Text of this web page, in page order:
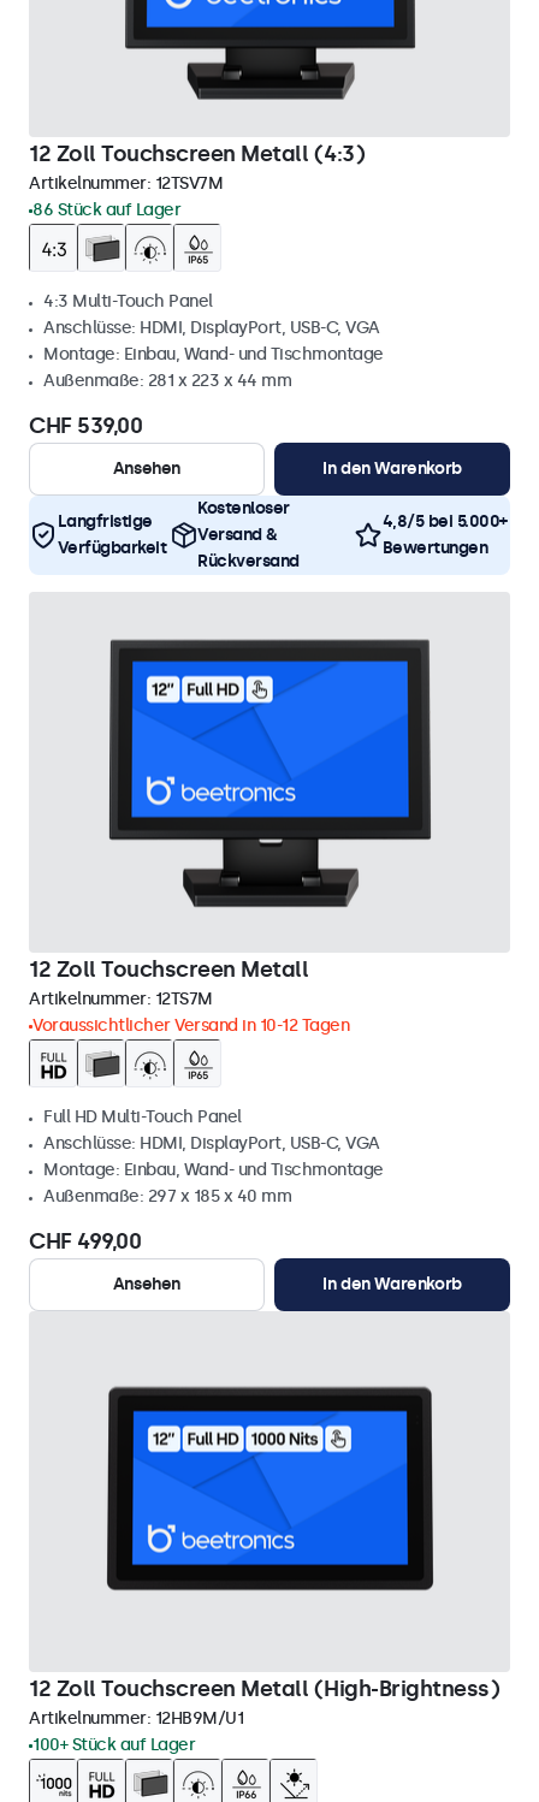
12 Zoll Touchscreen Metall (4:3)
Artikelnummer: 12TSV7M
86 Stück auf Lager
4:3 Multi-Touch Panel
Anschlüsse: HDMI, DisplayPort, USB-C, VGA
Montage: Einbau, Wand- und Tischmontage
Außenmaße: 281 x 223 x 44 mm
CHF 539,00
Ansehen In den Warenkorb
Langfristige
Verfügbarkeit
Kostenloser
Versand &
Rückversand
4,8/5 bei 5.000+
Bewertungen
12 Zoll Touchscreen Metall
Artikelnummer: 12TS7M
Voraussichtlicher Versand in 10-12 Tagen
Full HD Multi-Touch Panel
Anschlüsse: HDMI, DisplayPort, USB-C, VGA
Montage: Einbau, Wand- und Tischmontage
Außenmaße: 297 x 185 x 40 mm
CHF 499,00
Ansehen In den Warenkorb
12 Zoll Touchscreen Metall (High-Brightness)
Artikelnummer: 12HB9M/U1
100+ Stück auf Lager